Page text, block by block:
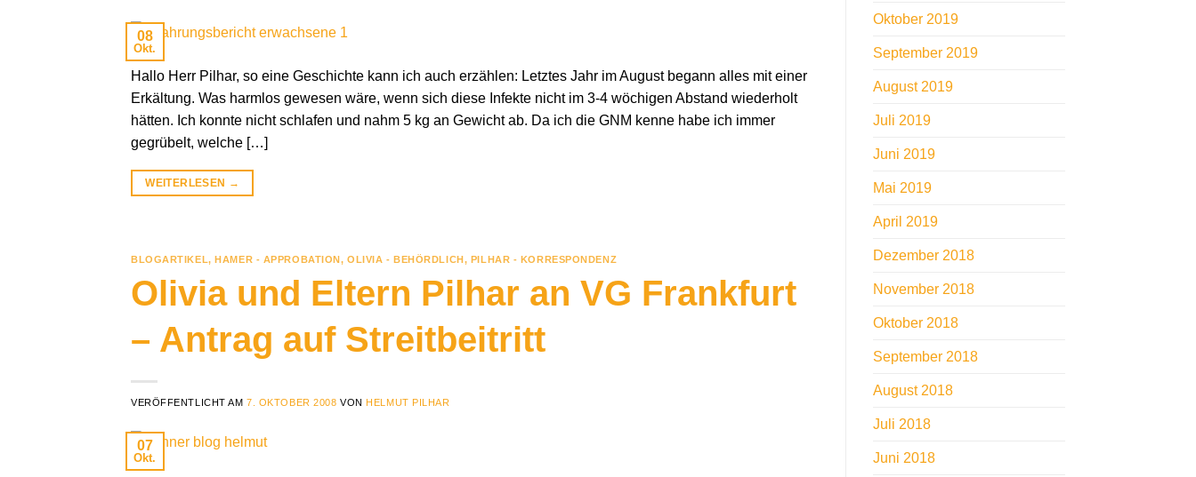
08
Okt.
Hallo Herr Pilhar, so eine Geschichte kann ich auch erzählen: Letztes Jahr im August begann alles mit einer
Erkältung. Was harmlos gewesen wäre, wenn sich diese Infekte nicht im 3-4 wöchigen Abstand wiederholt
hätten. Ich konnte nicht schlafen und nahm 5 kg an Gewicht ab. Da ich die GNM kenne habe ich immer
gegrübelt, welche […]
WEITERLESEN →
BLOGARTIKEL, HAMER - APPROBATION ,OLIVIA - BEHÖRDLICH , PILHAR - KORRESPONDENZ
Olivia und Eltern Pilhar an VG Frankfurt
– Antrag auf Streitbeitritt
VERÖFFENTLICHT AM7. OKTOBER 2008 VON HELMUT PILHAR
07
Okt.
Oktober 2019
September 2019
August 2019
Juli 2019
Juni 2019
Mai 2019
April 2019
Dezember 2018
November 2018
Oktober 2018
September 2018
August 2018
Juli 2018
Juni 2018